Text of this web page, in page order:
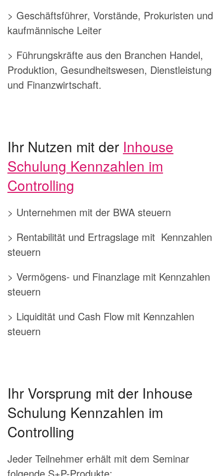
> Geschäftsführer, Vorstände, Prokuristen und
kaufmännische Leiter
> Führungskräfte aus den Branchen Handel,
Produktion, Gesundheitswesen, Dienstleistung
und Finanzwirtschaft.
Ihr Nutzen mit der Inhouse
Schulung Kennzahlen im
Controlling
> Unternehmen mit der BWA steuern
> Rentabilität und Ertragslage mit Kennzahlen
steuern
> Vermögens- und Finanzlage mit Kennzahlen
steuern
> Liquidität und Cash Flow mit Kennzahlen
steuern
Ihr Vorsprung mit der Inhouse
Schulung Kennzahlen im
Controlling
Jeder Teilnehmer erhält mit dem Seminar